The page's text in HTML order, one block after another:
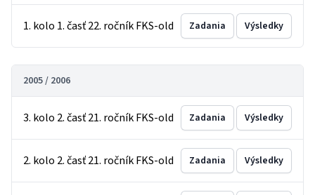
1. kolo 1. časť 22. ročník FKS-old Zadania Výsledky
2005 / 2006
3. kolo 2. časť 21. ročník FKS-old Zadania Výsledky
2. kolo 2. časť 21. ročník FKS-old Zadania Výsledky